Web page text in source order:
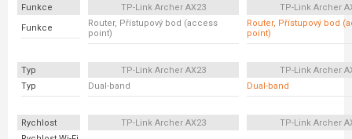
Funkce TP-Link Archer AX23
TP-Link Archer
Funkce
Router, Přístupový bod (access
point)
Router, Přístupový bod
point)
Typ TP-Link Archer AX23
TP-Link Archer
Typ
Dual-band Dual-band
Rychlost TP-Link Archer AX23
TP-Link Archer